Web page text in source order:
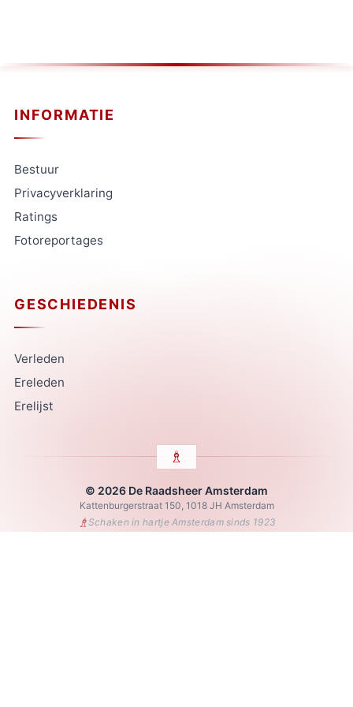
INFORMATIE
Bestuur
Privacyverklaring
Ratings
Fotoreportages
GESCHIEDENIS
Verleden
Ereleden
Erelijst
© 2026 De Raadsheer Amsterdam
Kattenburgerstraat 150, 1018 JH Amsterdam
♗Schaken in hartje Amsterdam sinds 1923